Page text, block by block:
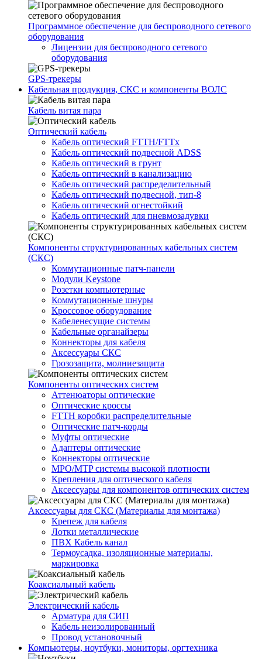
Программное обеспечение для беспроводного сетевого
оборудования
Лицензии для беспроводного сетевого
оборудования
GPS-трекеры
Кабельная продукция, СКС и компоненты ВОЛС
Кабель витая пара
Оптический кабель
Кабель оптический FTTH/FTTx
Кабель оптический подвесной ADSS
Кабель оптический в грунт
Кабель оптический в канализацию
Кабель оптический распределительный
Кабель оптический подвесной, тип-8
Кабель оптический огнестойкий
Кабель оптический для пневмозадувки
Компоненты структурированных кабельных систем
(СКС)
Коммутационные патч-панели
Модули Keystone
Розетки компьютерные
Коммутационные шнуры
Кроссовое оборудование
Кабеленесущие системы
Кабельные органайзеры
Коннекторы для кабеля
Аксессуары СКС
Грозозащита, молниезащита
Компоненты оптических систем
Аттенюаторы оптические
Оптические кроссы
FTTH коробки распределительные
Оптические патч-корды
Муфты оптические
Адаптеры оптические
Коннекторы оптические
MPO/MTP системы высокой плотности
Крепления для оптического кабеля
Аксессуары для компонентов оптических систем
Аксессуары для СКС (Материалы для монтажа)
Крепеж для кабеля
Лотки металлические
ПВХ Кабель канал
Термоусадка, изоляционные материалы,
маркировка
Коаксиальный кабель
Электрический кабель
Арматура для СИП
Кабель неизолированный
Провод установочный
Компьютеры, ноутбуки, мониторы, оргтехника